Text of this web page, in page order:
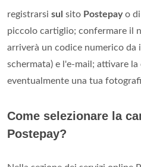
registrarsi sul sito Postepayo di
piccolo cartiglio; confermare il
arriverà un codice numerico da
schermata) e l'e-mail; attivare
eventualmente una tua
Come selezionare la
Postepay?